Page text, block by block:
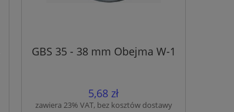
GBS 35 - 38 mm Obejma W-1
5,68 zł
zawiera 23% VAT, bez kosztów dostawy